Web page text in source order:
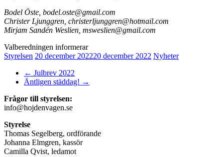
Bodel Öste, bodel.oste@gmail.com
Christer Ljunggren, christerljunggren@hotmail.com
Mirjam Sandén Weslien, msweslien@gmail.com
Valberedningen informerar
Styrelsen 20 december 202220 december 2022 Nyheter
← Julbrev 2022
Äntligen städdag! →
Frågor till styrelsen:
info@hojdenvagen.se
Styrelse
Thomas Segelberg, ordförande
Johanna Elmgren, kassör
Camilla Qvist, ledamot